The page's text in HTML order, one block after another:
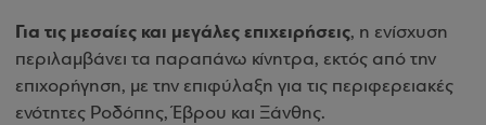
Για τις μεσαίες και μεγάλες επιχειρήσεις, η ενίσχυση
περιλαμβάνει τα παραπάνω κίνητρα, εκτός από την
επιχορήγηση, με την επιφύλαξη για τις περιφερειακές
ενότητες Ροδόπης, Έβρου και Ξάνθης.